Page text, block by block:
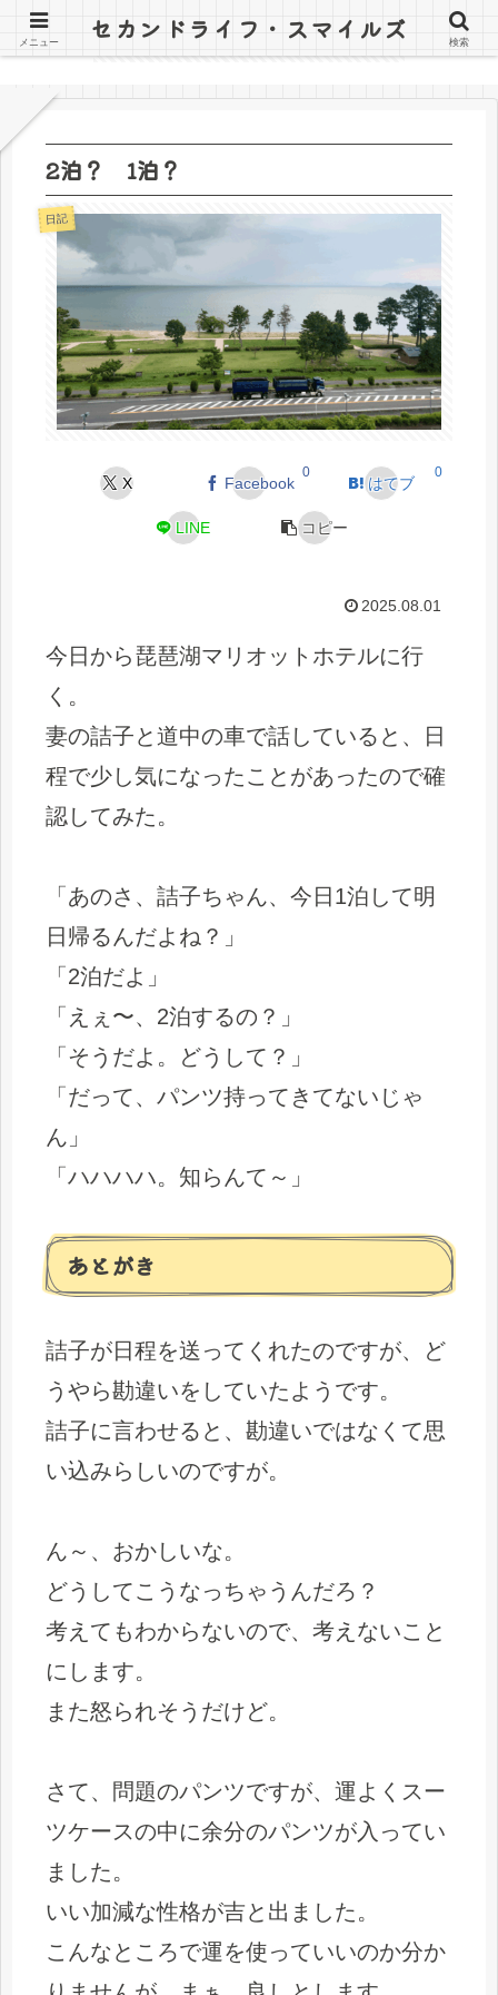
〜山田オツトと詰子の日記〜
2泊？ 1泊？
日記
X Facebook
0
はてブ
0
LINE コピー
2025.08.01
今日から琵琶湖マリオットホテルに行
く。
妻の詰子と道中の車で話していると、日
程で少し気になったことがあったので確
認してみた。
「あのさ、詰子ちゃん、今日1泊して明
日帰るんだよね？」
「2泊だよ」
「えぇ〜、2泊するの？」
「そうだよ。どうして？」
「だって、パンツ持ってきてないじゃ
ん」
「ハハハハ。知らんて～」
あとがき
詰子が日程を送ってくれたのですが、ど
うやら勘違いをしていたようです。
詰子に言わせると、勘違いではなくて思
い込みらしいのですが。
ん～、おかしいな。
どうしてこうなっちゃうんだろ？
考えてもわからないので、考えないこと
にします。
また怒られそうだけど。
さて、問題のパンツですが、運よくスー
ツケースの中に余分のパンツが入ってい
ました。
いい加減な性格が吉と出ました。
こんなところで運を使っていいのか分か
メニュー セカンドライフ・スマイルズ 検索